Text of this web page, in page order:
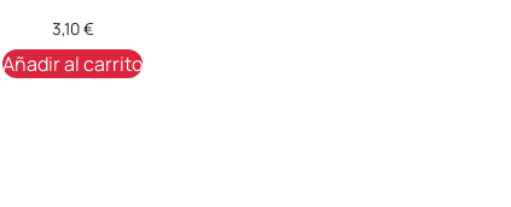
3,10€
Añadir al carrito